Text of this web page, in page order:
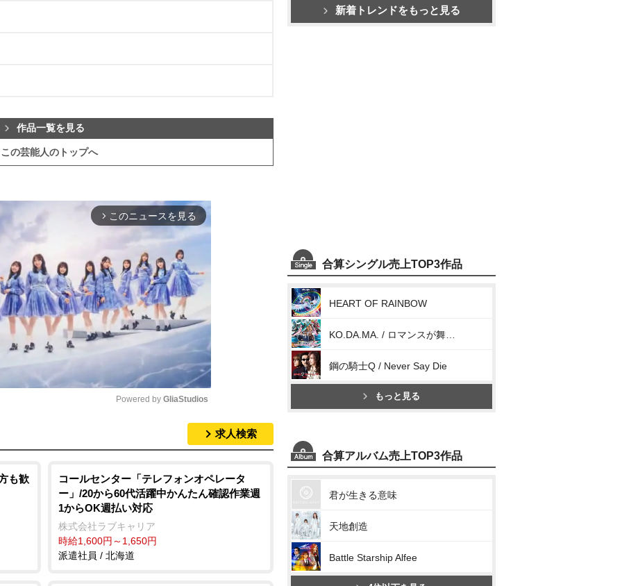
作品一覧を見る
この芸能人のトップへ
arrow_forward_ios このニュースを見る
t
e
Powered by GliaStudios
求人検索
も歓
コールセンター「テレフォンオペレータ
ー」/20から60代活躍中かんたん確認作業週
1からOK週払い対応
株式会社ラブキャリア
時給1,600円～1,650円
派遣社員 / 北海道
新着トレンドをもっと見る
合算シングル売上TOP3作品
HEART OF RAINBOW
鋼の騎士Q / Never Say Die
もっと見る
合算アルバム売上TOP3作品
君が生きる意味
天地創造
Battle Starship Alfee